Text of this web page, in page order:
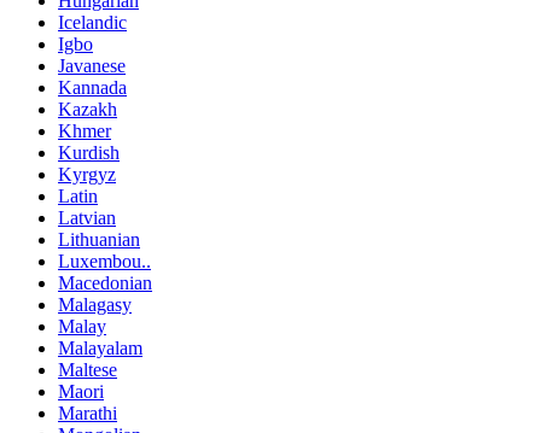
Icelandic
Igbo
Javanese
Kannada
Kazakh
Khmer
Kurdish
Kyrgyz
Latin
Latvian
Lithuanian
Luxembou..
Macedonian
Malagasy
Malay
Malayalam
Maltese
Maori
Marathi